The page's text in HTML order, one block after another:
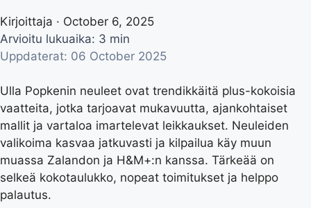
Kirjoittaja · October 6, 2025
Arvioitu lukuaika: 3 min
Uppdaterat: 06 October 2025
Ulla Popkenin neuleet ovat trendikkäitä plus-kokoisia
vaatteita, jotka tarjoavat mukavuutta, ajankohtaiset
mallit ja vartaloa imartelevat leikkaukset. Neuleiden
valikoima kasvaa jatkuvasti ja kilpailua käy muun
muassa Zalandon ja H&M+:n kanssa. Tärkeää on
selkeä kokotaulukko, nopeat toimitukset ja helppo
palautus.